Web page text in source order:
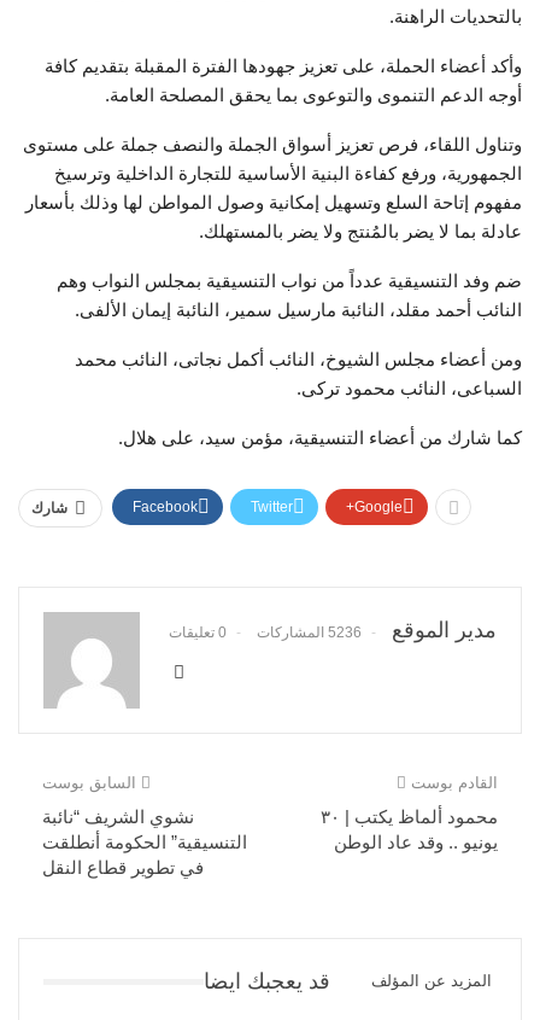
بالتحديات الراهنة.
وأكد أعضاء الحملة، على تعزيز جهودها الفترة المقبلة بتقديم كافة
أوجه الدعم التنموى والتوعوى بما يحقق المصلحة العامة.
وتناول اللقاء، فرص تعزيز أسواق الجملة والنصف جملة على مستوى
الجمهورية، ورفع كفاءة البنية الأساسية للتجارة الداخلية وترسيخ
مفهوم إتاحة السلع وتسهيل إمكانية وصول المواطن لها وذلك بأسعار
عادلة بما لا يضر بالمُنتج ولا يضر بالمستهلك.
ضم وفد التنسيقية عدداً من نواب التنسيقية بمجلس النواب وهم
النائب أحمد مقلد، النائبة مارسيل سمير، النائبة إيمان الألفى.
ومن أعضاء مجلس الشيوخ، النائب أكمل نجاتى، النائب محمد
السباعى، النائب محمود تركى.
كما شارك من أعضاء التنسيقية، مؤمن سيد، على هلال.
شارك Facebook Twitter Google+
مدير الموقع 5236 المشاركات 0 تعليقات
السابق بوست
نشوي الشريف “نائبة
التنسيقية” الحكومة أنطلقت
في تطوير قطاع النقل
القادم بوست
محمود ألماظ يكتب | ٣٠
يونيو .. وقد عاد الوطن
قد يعجبك ايضا المزيد عن المؤلف